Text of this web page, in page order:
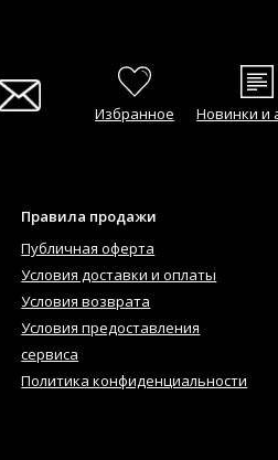
Избранное Новинки и
Правила продажи
Публичная оферта
Условия доставки и оплаты
Условия возврата
Условия предоставления
сервиса
Политика конфиденциальности